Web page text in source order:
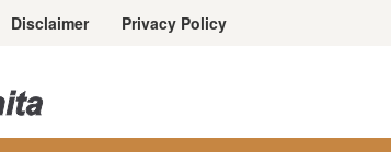
Disclaimer Privacy Policy